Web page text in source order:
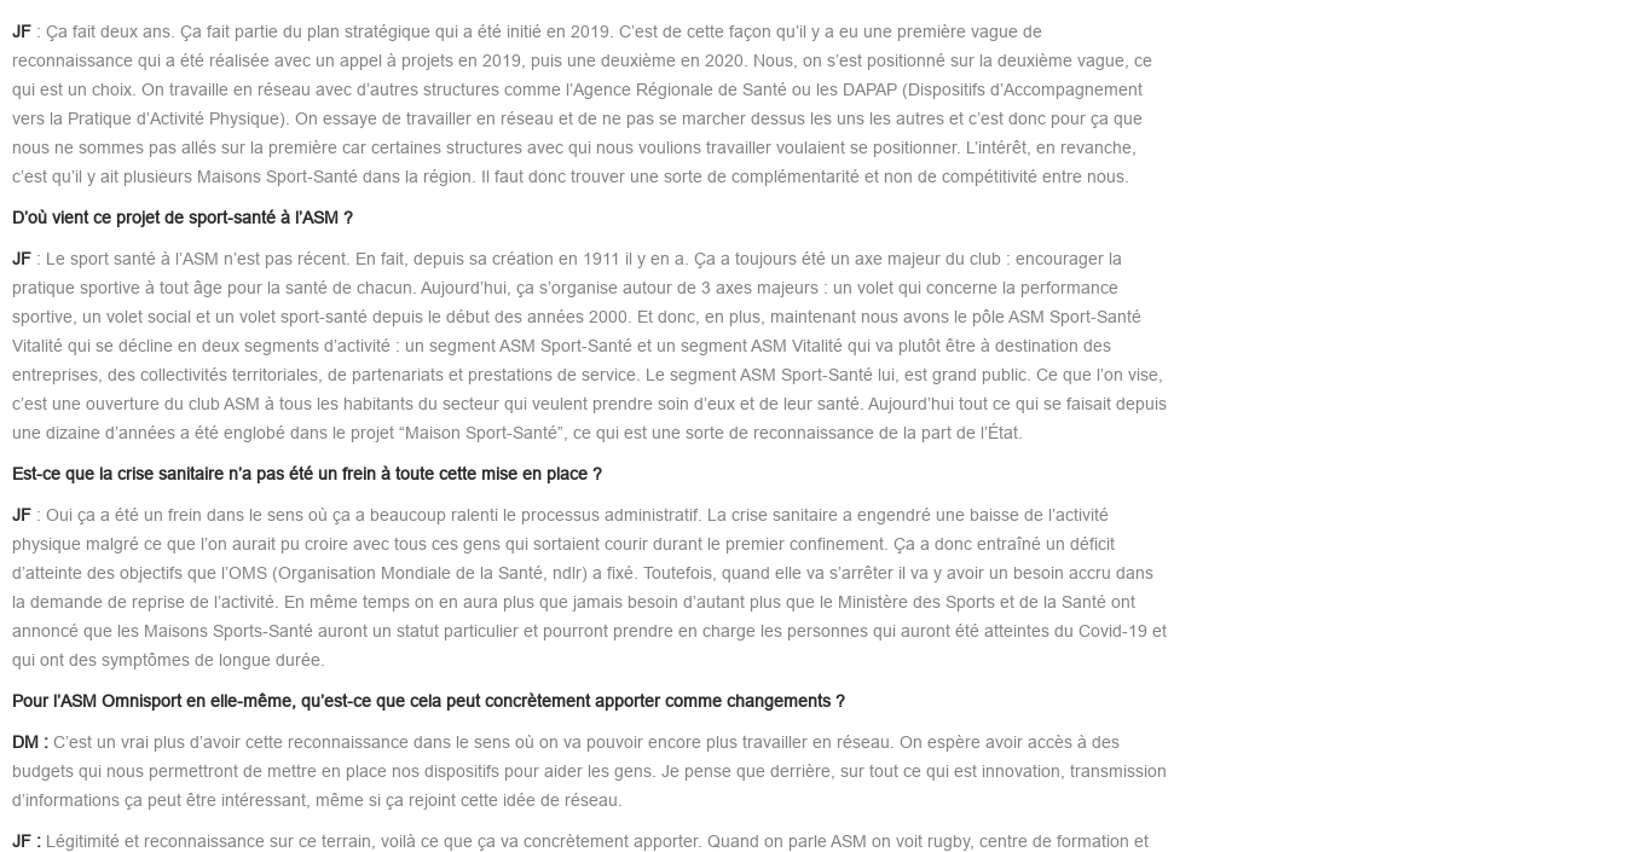
JF: Ça fait deux ans. Ça fait partie du plan stratégique qui a été initié en 2019. C’est de cette façon qu’il y a eu une première vague de
reconnaissance qui a été réalisée avec un appel à projets en 2019, puis une deuxième en 2020. Nous, on s’est positionné sur la deuxième vague, ce
qui est un choix. On travaille en réseau avec d’autres structures comme l’Agence Régionale de Santé ou les DAPAP (Dispositifs d’Accompagnement
vers la Pratique d’Activité Physique). On essaye de travailler en réseau et de ne pas se marcher dessus les uns les autres et c’est donc pour ça que
nous ne sommes pas allés sur la première car certaines structures avec qui nous voulions travailler voulaient se positionner. L’intérêt, en revanche,
c’est qu’il y ait plusieurs Maisons Sport-Santé dans la région. Il faut donc trouver une sorte de complémentarité et non de compétitivité entre nous.
D’où vient ce projet de sport-santé à l’ASM ?
JF: Le sport santé à l’ASM n’est pas récent. En fait, depuis sa création en 1911 il y en a. Ça a toujours été un axe majeur du club : encourager la
pratique sportive à tout âge pour la santé de chacun. Aujourd’hui, ça s’organise autour de 3 axes majeurs : un volet qui concerne la performance
sportive, un volet social et un volet sport-santé depuis le début des années 2000. Et donc, en plus, maintenant nous avons le pôle ASM Sport-Santé
Vitalité qui se décline en deux segments d’activité : un segment ASM Sport-Santé et un segment ASM Vitalité qui va plutôt être à destination des
entreprises, des collectivités territoriales, de partenariats et prestations de service. Le segment ASM Sport-Santé lui, est grand public. Ce que l’on vise,
c’est une ouverture du club ASM à tous les habitants du secteur qui veulent prendre soin d’eux et de leur santé. Aujourd’hui tout ce qui se faisait depuis
une dizaine d’années a été englobé dans le projet “Maison Sport-Santé”, ce qui est une sorte de reconnaissance de la part de l’État.
Est-ce que la crise sanitaire n’a pas été un frein à toute cette mise en place ?
JF: Oui ça a été un frein dans le sens où ça a beaucoup ralenti le processus administratif. La crise sanitaire a engendré une baisse de l’activité
physique malgré ce que l’on aurait pu croire avec tous ces gens qui sortaient courir durant le premier confinement. Ça a donc entraîné un déficit
d’atteinte des objectifs que l’OMS (Organisation Mondiale de la Santé, ndlr) a fixé. Toutefois, quand elle va s’arrêter il va y avoir un besoin accru dans
la demande de reprise de l’activité. En même temps on en aura plus que jamais besoin d’autant plus que le Ministère des Sports et de la Santé ont
annoncé que les Maisons Sports-Santé auront un statut particulier et pourront prendre en charge les personnes qui auront été atteintes du Covid-19 et
qui ont des symptômes de longue durée.
Pour l’ASM Omnisport en elle-même, qu’est-ce que cela peut concrètement apporter comme changements ?
DM :C’est un vrai plus d’avoir cette reconnaissance dans le sens où on va pouvoir encore plus travailler en réseau. On espère avoir accès à des
budgets qui nous permettront de mettre en place nos dispositifs pour aider les gens. Je pense que derrière, sur tout ce qui est innovation, transmission
d’informations ça peut être intéressant, même si ça rejoint cette idée de réseau.
JF :Légitimité et reconnaissance sur ce terrain, voilà ce que ça va concrètement apporter. Quand on parle ASM on voit rugby, centre de formation et